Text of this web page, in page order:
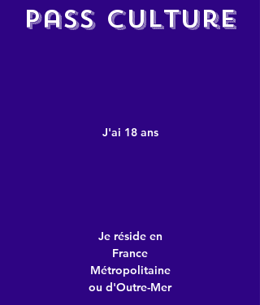
Pass Culture
J'ai 18 ans
Je réside en
France
Métropolitaine
ou d'Outre-Mer